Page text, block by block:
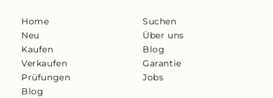
Home
Neu
Kaufen
Verkaufen
Prüfungen
Blog
Suchen
Über uns
Blog
Garantie
Jobs